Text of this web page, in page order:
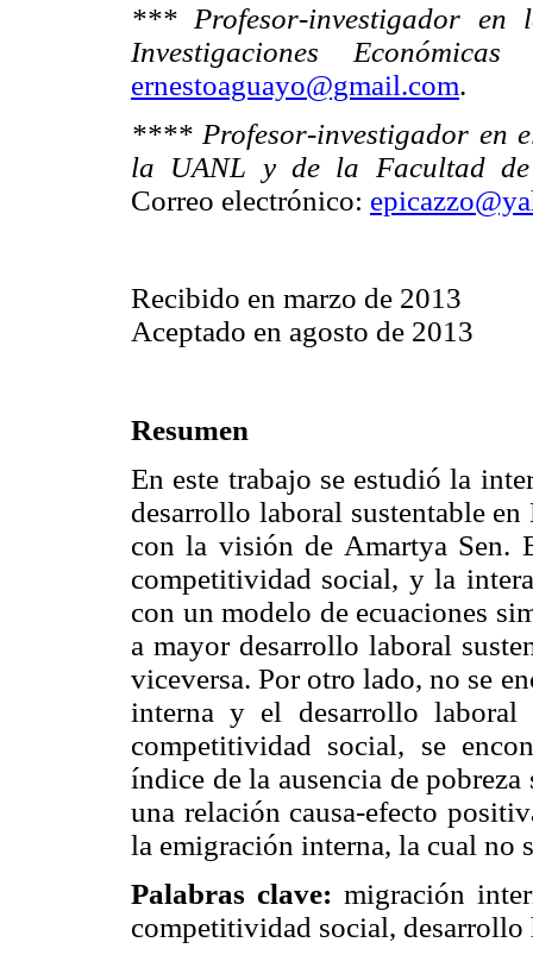
*** Profesor-investigador en
Investigaciones
ernestoaguayo@gmail.com.
**** Profesor-investigador en
la UANL y de la Facultad
Correo electrónico:
Recibido en marzo de 2013
Aceptado en agosto de 2013
Resumen
En este trabajo se estudió la
desarrollo laboral sustentable
con la visión de Amartya Sen.
competitividad social, y la
con un modelo de ecuaciones
a mayor desarrollo laboral
viceversa. Por otro lado, no se
interna y el desarrollo laboral
competitividad social, se
índice de la ausencia de
una relación causa-efecto
la emigración interna, la cual no
Palabras clave: migración
competitividad social, desarrollo